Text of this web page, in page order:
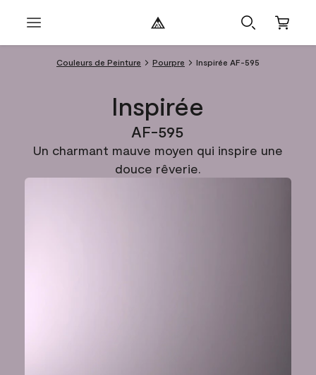
Couleurs de Peinture Pourpre Inspirée AF-595
Inspirée
AF-595
Un charmant mauve moyen qui inspire une
douce rêverie.